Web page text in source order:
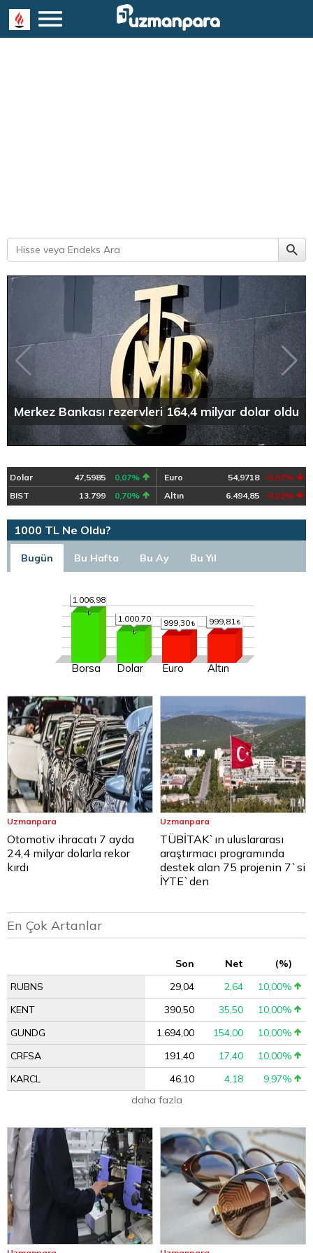
Merkez Bankası rezervleri 164,4 milyar dolar oldu
Dolar 47,5985 0,07% Euro 54,9718 -0,07%
BIST
13.799 0,70% Altın 6.494,85 -0,02%
1000 TL Ne Oldu?
Bugün Bu Hafta Bu Ay Bu Yıl
1.006,98
Borsa
1.000,70
Dolar
999,30
Euro
999,81
Altın
Uzmanpara
Otomotiv ihracatı 7 ayda
24,4 milyar dolarla rekor
kırdı
Uzmanpara
TÜBİTAK`ın uluslararası
araştırmacı programında
destek alan 75 projenin 7`si
İYTE`den
En Çok Artanlar
Son Net
(%)
RUBNS
29,04 2,64
10,00%
KENT
390,50 35,50
10,00%
GUNDG
1.694,00 154,00
10,00%
CRFSA
191,40 17,40
10,00%
KARCL
46,10 4,18
9,97%
daha fazla